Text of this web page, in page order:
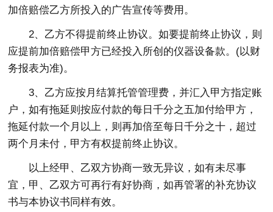
加倍赔偿乙方所投入的广告宣传等费用。
2、乙方不得提前终止协议。如要提前终止协议，则
应提前加倍赔偿甲方已经投入所创的仪器设备款。(以财
务报表为准)。
3、乙方应按月结算托管管理费，并汇入甲方指定账
户，如有拖延则按应付款的每日千分之五加付给甲方，
拖延付款一个月以上，则再加倍至每日千分之十，超过
两个月未付，甲方有权提前终止协议。
以上经甲、乙双方协商一致无异议，如有未尽事
宜，甲、乙双方可再行有好协商，如再管署的补充协议
书与本协议书同样有效。